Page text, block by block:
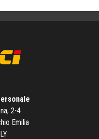
2-4
Emilia